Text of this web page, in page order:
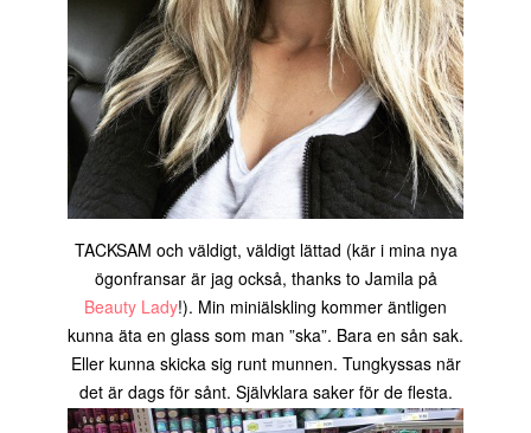
TACKSAM och väldigt, väldigt lättad (kär i mina nya
ögonfransar är jag också, thanks to Jamila på
Beauty Lady!). Min miniälskling kommer äntligen
kunna äta en glass som man ”ska”. Bara en sån sak.
Eller kunna skicka sig runt munnen. Tungkyssas när
det är dags för sånt. Självklara saker för de flesta.